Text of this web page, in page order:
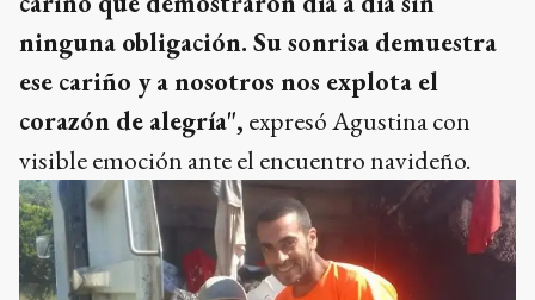
ninguna obligación. Su sonrisa demuestra
ese cariño y a nosotros nos explota el
corazón de alegría", expresó Agustina con
visible emoción ante el encuentro navideño.